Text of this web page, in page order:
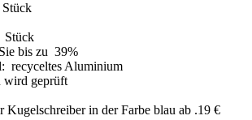
bis zu 39%
recyceltes Aluminium
wird geprüft